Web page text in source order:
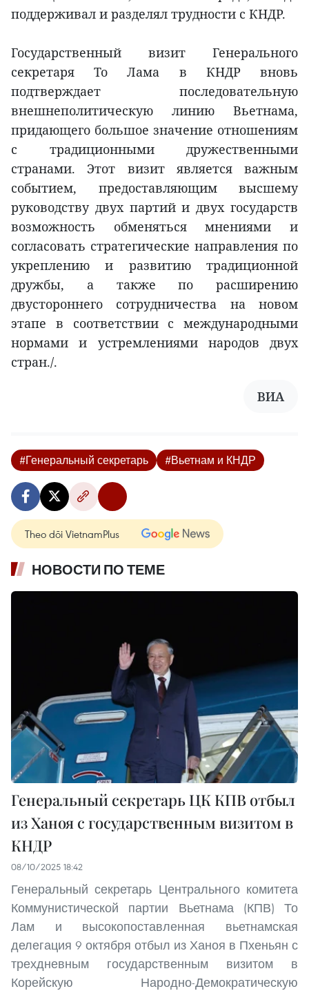
поддерживал и разделял трудности с КНДР.
Государственный визит Генерального
секретаря То Лама в КНДР вновь
подтверждает последовательную
внешнеполитическую линию Вьетнама,
придающего большое значение отношениям
с традиционными дружественными
странами. Этот визит является важным
событием, предоставляющим высшему
руководству двух партий и двух государств
возможность обменяться мнениями и
согласовать стратегические направления по
укреплению и развитию традиционной
дружбы, а также по расширению
двустороннего сотрудничества на новом
этапе в соответствии с международными
нормами и устремлениями народов двух
стран./.
ВИА
#Генеральный секретарь #Вьетнам и КНДР
Theo dõi VietnamPlus
НОВОСТИ ПО ТЕМЕ
Генеральный секретарь ЦК КПВ отбыл
из Ханоя с государственным визитом в
КНДР
08/10/2025 18:42
Генеральный секретарь Центрального комитета
Коммунистической партии Вьетнама (КПВ) То
Лам и высокопоставленная вьетнамская
делегация 9 октября отбыл из Ханоя в Пхеньян с
трехдневным государственным визитом в
Корейскую Народно-Демократическую